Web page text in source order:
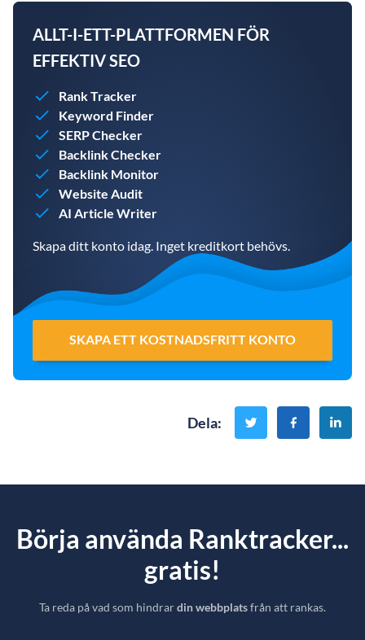
ALLT-I-ETT-PLATTFORMEN FÖR
EFFEKTIV SEO
Rank Tracker
Keyword Finder
SERP Checker
Backlink Checker
Backlink Monitor
Website Audit
AI Article Writer
Skapa ditt konto idag. Inget kreditkort behövs.
SKAPA ETT KOSTNADSFRITT KONTO
Dela:
Börja använda Ranktracker...
gratis!
Ta reda på vad som hindrardin webbplatsfrån att rankas.